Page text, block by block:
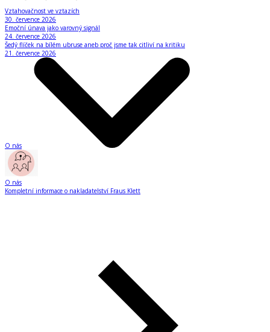
Vztahovačnost ve vztazích
30. července 2026
Emoční únava jako varovný signál
24. července 2026
Šedý flíček na bílém ubruse aneb proč jsme tak citliví na kritiku
21. července 2026
O nás
O nás
Kompletní informace o nakladatelství Fraus Klett